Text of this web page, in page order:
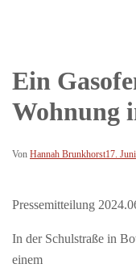
Ein
Wohnung
Von Hannah Brunkhorst17.
Pressemitteilung
In der Schulstraße in
einem